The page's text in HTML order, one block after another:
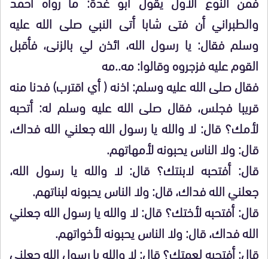
والطبراني أن فتى شابا أتى النبي صلى الله عليه
وسلم فقال: يا رسول الله، ائذن لي بالزنى، فأقبل
القوم عليه فزجروه وقالوا: مه..مه
فقال صلى الله عليه وسلم: اذنه ( أي اقترب) فدنا منه
قريبا فجلس، فقال صلى الله عليه وسلم له: أتحبه
لأمك؟ قال: لا والله يا رسول الله جعلني الله فداك،
قال: ولا الناس يحبونه لأمهاتهم.
قال: أفتحبه لابنتك؟ قال: لا والله يا رسول الله،
جعلني الله فداك، قال: ولا الناس يحبونه لبناتهم.
قال: أفتحبه لأختك؟ قال: لا والله يا رسول الله جعلني
الله فداك، قال: ولا الناس يحبونه لأخواتهم.
قال: أفتحبه لعمتك؟ قال: لا والله يا رسول الله جعلني